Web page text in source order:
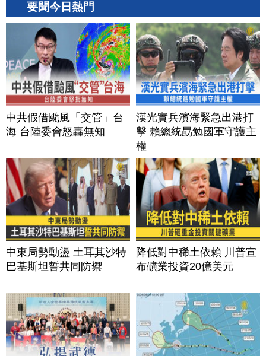
要聞今日熱門
中共假借颱風「交管」台
海 台陸委會怒轟無知
漢光實兵濱海緊急出港打
擊 賴總統勗勉國軍守護主
權
中東局勢動盪 土耳其沙特
巴基斯坦誓共同防禦
降低對中稀土依賴 川普宣
布礦業投資20億美元